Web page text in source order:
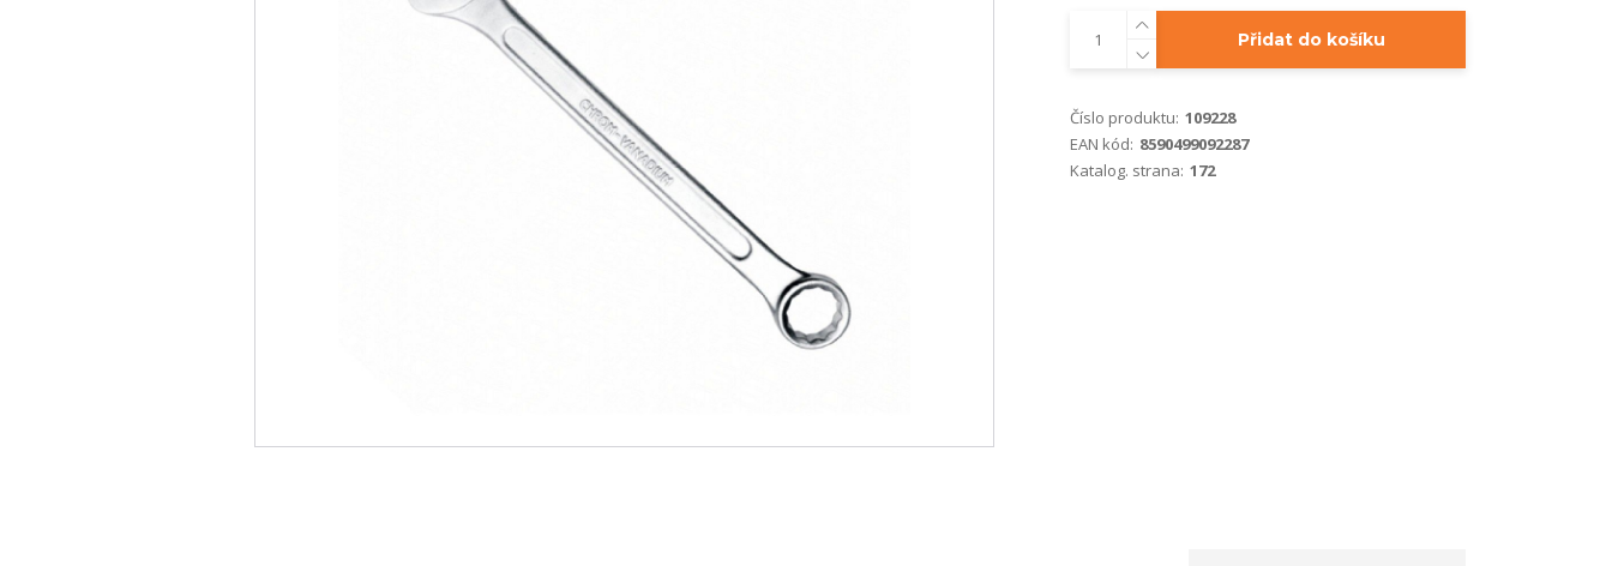
Přidat do košíku
Číslo produktu: 109228
EAN kód: 8590499092287
Katalog. strana: 172